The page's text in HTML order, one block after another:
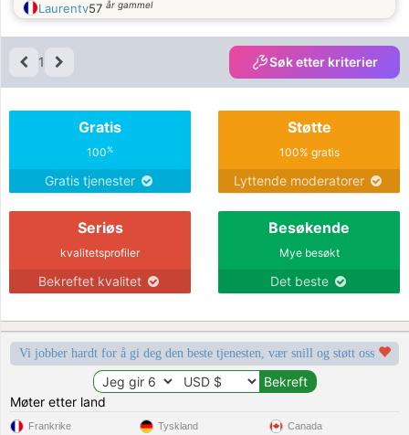
Laurentv57 år gammel
1 Søk etter kriterier
Gratis
100%
Gratis tjenester
Støtte
100% gratis
Lyttende moderatorer
Seriøs
kvalitetsprofiler
Bekreftet kvalitet
Besøkende
Mye besøkt
Det beste
Vi jobber hardt for å gi deg den beste tjenesten, vær snill og støtt oss
Møter etter land
Frankrike Tyskland Canada